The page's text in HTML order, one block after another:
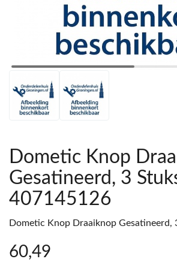
Dometic Knop
Gesatineerd, 3
407145126
Dometic Knop Draaiknop Gesatineerd,
60,49